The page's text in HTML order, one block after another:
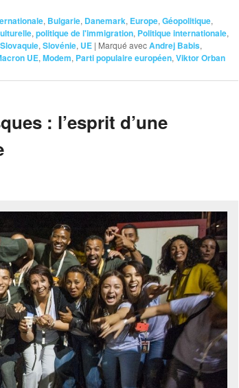
, Bulgarie, Danemark, Europe, Géopolitique,
, politique de l'immigration, Politique internationale,
Slovaquie, Slovénie, UE | Marqué avecAndrej Babis,
UE, Modem, Parti populaire européen, Viktor Orban
: l’esprit d’une